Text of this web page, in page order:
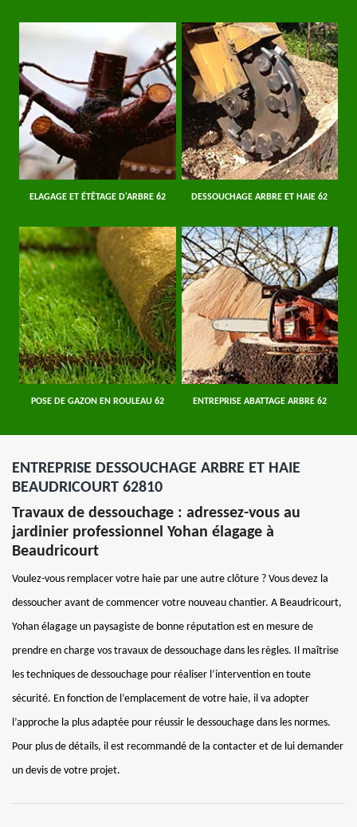
ELAGAGE ET ÉTÊTAGE D'ARBRE 62 DESSOUCHAGE ARBRE ET HAIE 62
POSE DE GAZON EN ROULEAU 62 ENTREPRISE ABATTAGE ARBRE 62
ENTREPRISE DESSOUCHAGE ARBRE ET HAIE
BEAUDRICOURT 62810
Travaux de dessouchage : adressez-vous au
jardinier professionnel Yohan élagage à
Beaudricourt
Voulez-vous remplacer votre haie par une autre clôture ? Vous devez la
dessoucher avant de commencer votre nouveau chantier. A Beaudricourt,
Yohan élagage un paysagiste de bonne réputation est en mesure de
prendre en charge vos travaux de dessouchage dans les règles. Il maîtrise
les techniques de dessouchage pour réaliser l’intervention en toute
sécurité. En fonction de l’emplacement de votre haie, il va adopter
l’approche la plus adaptée pour réussir le dessouchage dans les normes.
Pour plus de détails, il est recommandé de la contacter et de lui demander
un devis de votre projet.